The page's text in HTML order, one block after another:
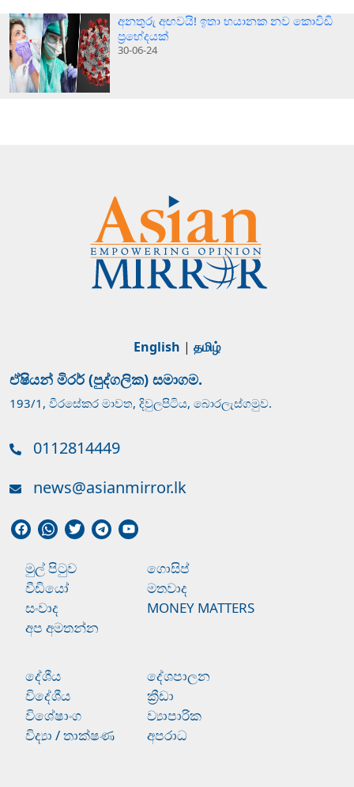
අනතුරු අඟවයි! ඉතා භයානක නව කොවිඩි
ප්‍රභේදයක්
30-06-24
English | தமிழ்
ඒෂියන් මිරර් (පුද්ගලික) සමාගම.
193/1, වීරසේකර මාවත, දිවුලපිටිය, බොරලැස්ගමුව.
0112814449
news@asianmirror.lk
මුල් පිටුව
ගොසිප්
වීඩියෝ
මතවාද
සංවාද
MONEY MATTERS
අප අමතන්න
දේශීය
දේශපාලන
විදේශීය
ක්‍රීඩා
විශේෂාංග
ව්‍යාපාරික
විද්‍යා / තාක්ෂණ
අපරාධ